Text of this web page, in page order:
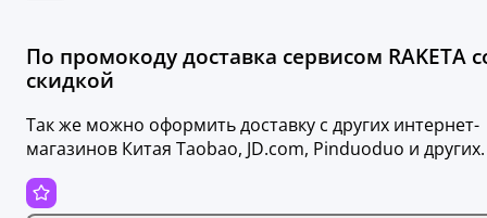
По промокоду доставка сервисом RAKETA
скидкой
Так же можно оформить доставку с других интернет-
магазинов Китая Taobao, JD.com, Pinduoduo и других.